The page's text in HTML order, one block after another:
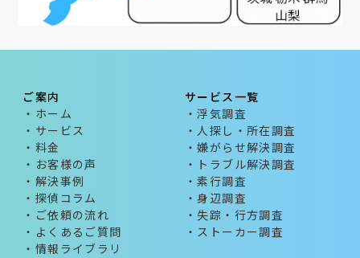
ご案内
・ホーム
・サービス
・料金
・お客様の声
・解決事例
・探偵コラム
・ご依頼の流れ
・よくあるご質問
・情報ライブラリ
サービス一覧
・浮気調査
・人探し・所在調査
・嫌がらせ解決調査
・トラブル解決調査
・素行調査
・身辺調査
・失踪・行方調査
・ストーカー調査